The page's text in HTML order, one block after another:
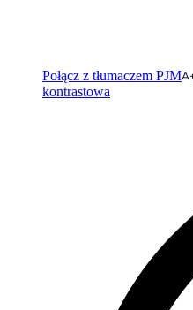
Połącz z tłumaczem PJM
kontrastowa